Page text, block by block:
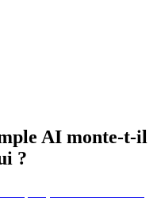
AI monte-t-il
?